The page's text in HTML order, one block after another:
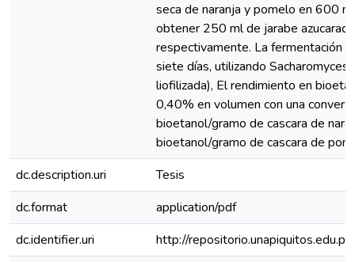
seca de naranja y pomelo en 600
obtener 250 ml de jarabe
respectivamente. La fermentación
siete días, utilizando Sacharomyces
liofilizada), El rendimiento en
0,40% en volumen con una
bioetanol/gramo de cascara de
bioetanol/gramo de cascara de
dc.description.uri
Tesis
dc.format
application/pdf
dc.identifier.uri
http://